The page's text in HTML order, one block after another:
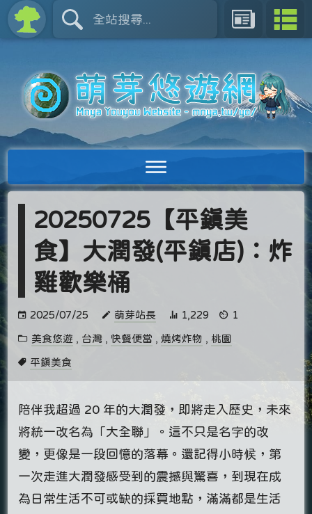
20250725【平鎮美
食】大潤發(平鎮店)：炸
雞歡樂桶
2025/07/25 萌芽站長 1,229 1
美食悠遊 , 台灣 , 快餐便當 ,燒烤炸物 , 桃園
平鎮美食
陪伴我超過 20 年的大潤發，即將走入歷史，未來
將統一改名為「大全聯」。這不只是名字的改
變，更像是一段回憶的落幕。還記得小時候，第
一次走進大潤發感受到的震撼與驚喜，到現在成
為日常生活不可或缺的採買地點，滿滿都是生活